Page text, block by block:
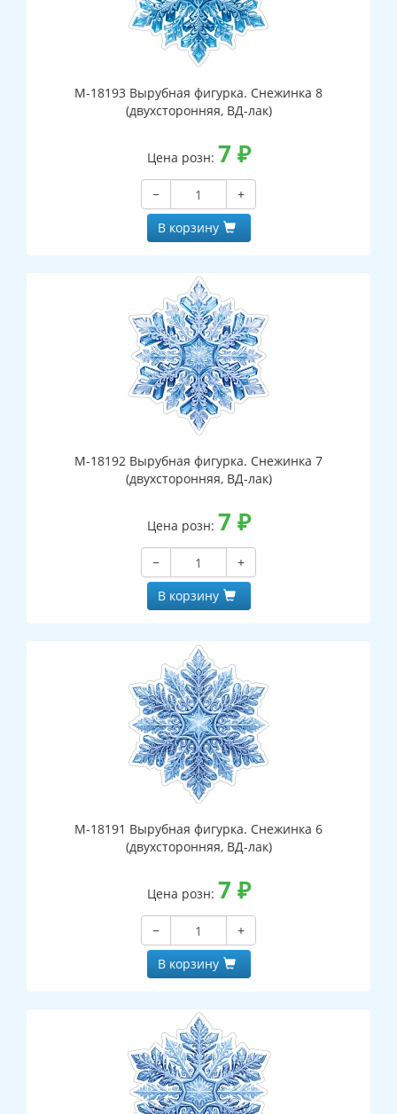
М-18193 Вырубная фигурка. Снежинка 8
(двухсторонняя, ВД-лак)
Цена розн: 7 ₽
−
+
В корзину
М-18192 Вырубная фигурка. Снежинка 7
(двухсторонняя, ВД-лак)
Цена розн: 7 ₽
−
+
В корзину
М-18191 Вырубная фигурка. Снежинка 6
(двухсторонняя, ВД-лак)
Цена розн: 7 ₽
−
+
В корзину